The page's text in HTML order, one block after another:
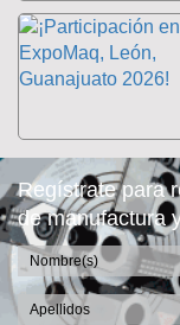
Regístrate para
de manufactura